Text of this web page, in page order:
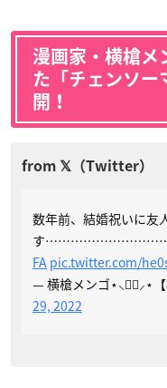
漫画家・横槍メ
た「チェンソー
開！
数年前、結婚祝いに友
す
FA pic.twitter.com/
— 横槍メンゴ⋆⸜🧙‍♀️⸝‍⋆
29, 2022